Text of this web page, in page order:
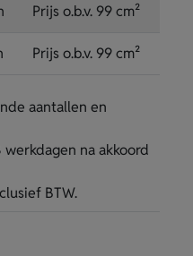
Prijs o.b.v. 99 cm²
Prijs o.b.v. 99 cm²
aantallen en
na akkoord
BTW.